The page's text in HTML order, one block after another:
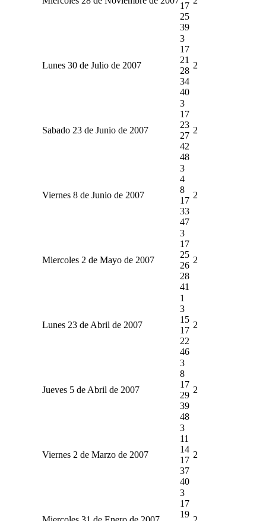
17
25
39
Lunes 30 de Julio de 2007
3
17
21
28
34
40
2
Sabado 23 de Junio de 2007
3
17
23
27
42
48
2
Viernes 8 de Junio de 2007
3
4
8
17
33
47
2
Miercoles 2 de Mayo de 2007
3
17
25
26
28
41
2
Lunes 23 de Abril de 2007
1
3
15
17
22
46
2
Jueves 5 de Abril de 2007
3
8
17
29
39
48
2
Viernes 2 de Marzo de 2007
3
11
14
17
37
40
2
3
17
19